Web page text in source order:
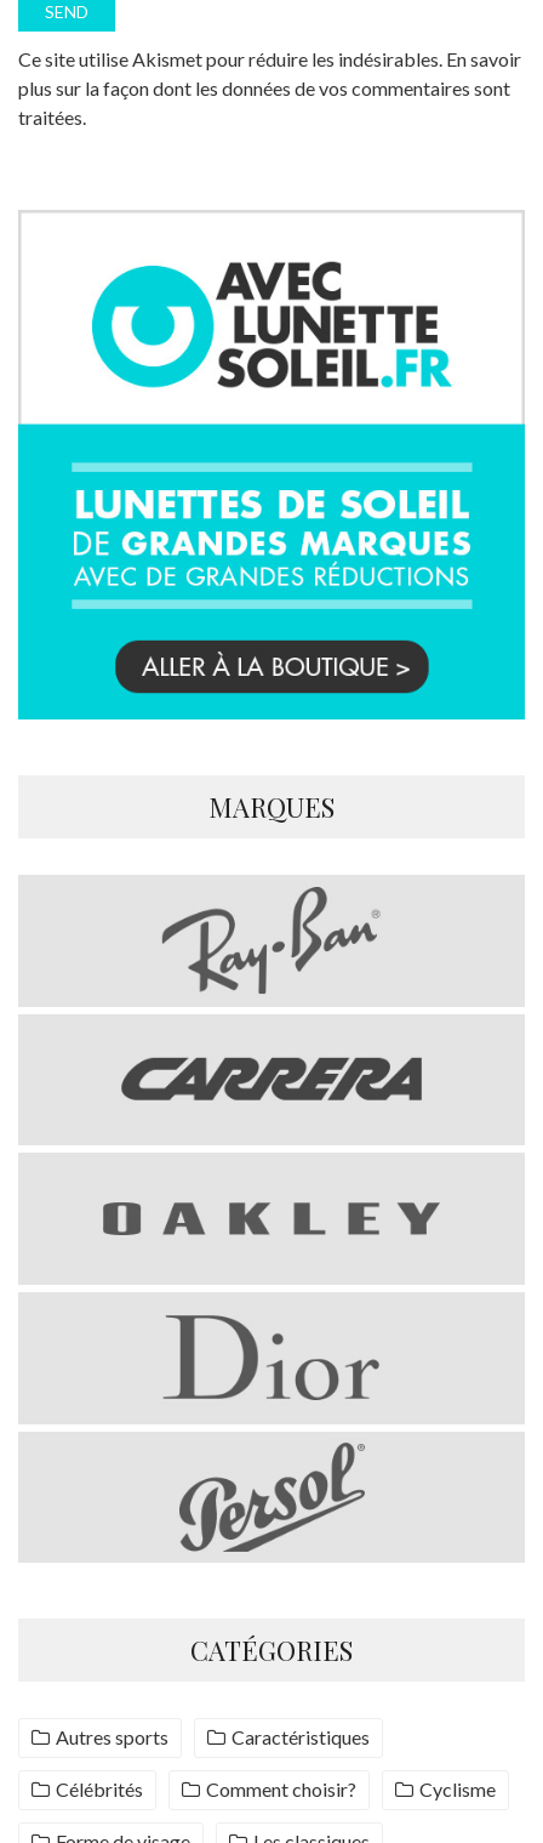
Ce site utilise Akismet pour réduire les indésirables. En savoir
plus sur la façon dont les données de vos commentaires sont
traitées.
MARQUES
CATÉGORIES
Autres sports Caractéristiques
Célébrités Comment choisir? Cyclisme